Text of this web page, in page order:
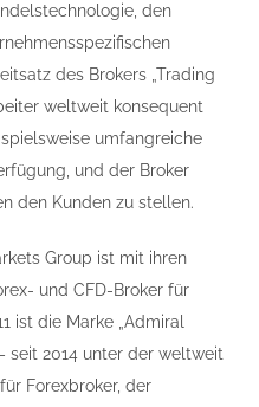
den
des Brokers „Trading
weltweit konsequent
umfangreiche
und der Broker
den Kunden zu stellen.
Group ist mit ihren
und CFD-Broker für
ist die Marke „Admiral
seit 2014 unter der weltweit
Forexbroker, der